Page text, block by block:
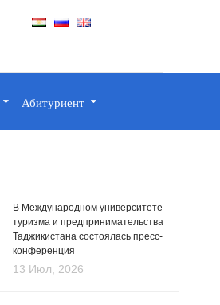
Абитуриент
В Международном университете
туризма и предпринимательства
Таджикистана состоялась пресс-
конференция
13 Июл, 2026